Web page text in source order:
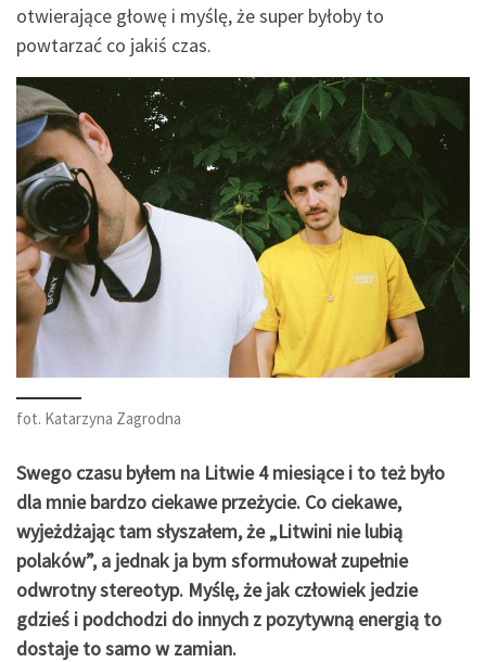
otwierające głowę i myślę, że super byłoby to
powtarzać co jakiś czas.
fot. Katarzyna Zagrodna
Swego czasu byłem na Litwie 4 miesiące i to też było
dla mnie bardzo ciekawe przeżycie. Co ciekawe,
wyjeżdżając tam słyszałem, że „Litwini nie lubią
polaków”, a jednak ja bym sformułował zupełnie
odwrotny stereotyp. Myślę, że jak człowiek jedzie
gdzieś i podchodzi do innych z pozytywną energią to
dostaje to samo w zamian.